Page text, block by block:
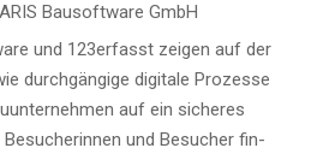
Bau­soft­ware GmbH
und 123erfasst zei­gen auf der
durch­gän­gi­ge digi­ta­le Pro­zes­se
auf ein siche­res
Besu­che­rin­nen und Besu­cher fin­